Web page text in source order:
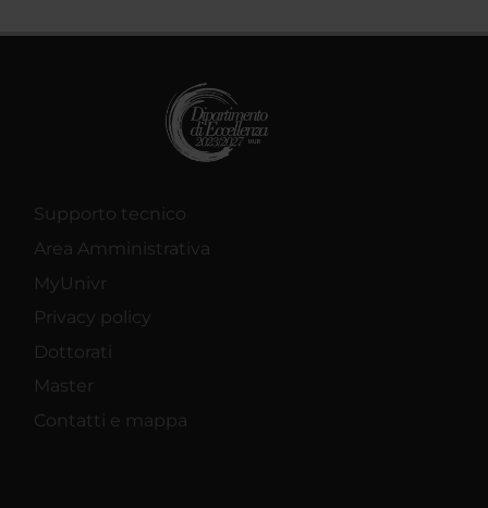
Supporto tecnico
Area Amministrativa
MyUnivr
Privacy policy
Dottorati
Master
Contatti e mappa